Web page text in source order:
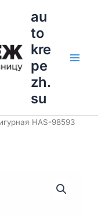
au
to
kre
pe
zh.
su
HAS-98593